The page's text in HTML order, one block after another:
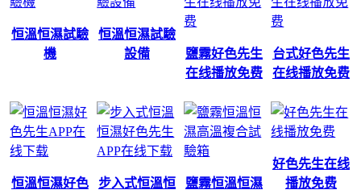
恒溫恒濕試驗
機
恒溫恒濕試驗
設備
鹽霧好色先生
在线播放免费
台式好色先生
在线播放免费
恒溫恒濕好色
步入式恒溫恒
鹽霧恒溫恒濕
好色先生在线
播放免费